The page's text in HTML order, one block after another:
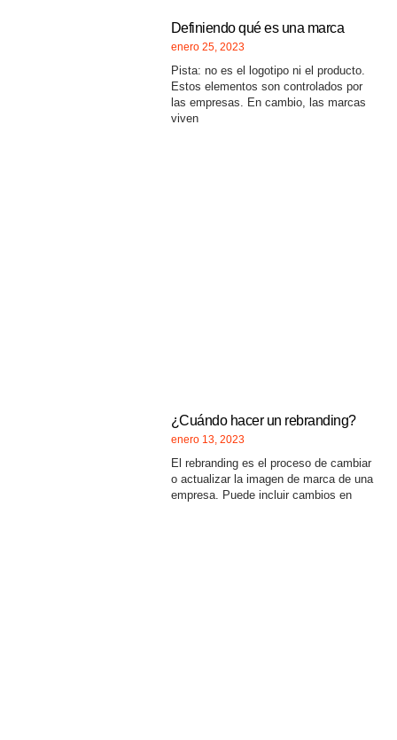
Definiendo qué es una marca
enero 25, 2023
Pista: no es el logotipo ni el producto.
Estos elementos son controlados por
las empresas. En cambio, las marcas
viven
¿Cuándo hacer un rebranding?
enero 13, 2023
El rebranding es el proceso de cambiar
o actualizar la imagen de marca de una
empresa. Puede incluir cambios en